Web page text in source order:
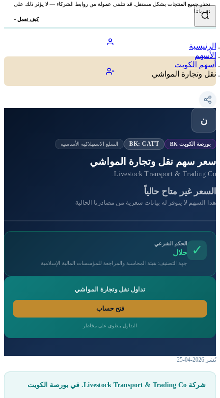
نختار جميع المنتجات بشكل مستقل. قد نتلقى عمولة من روابط الشركاء — لا يؤثر ذلك على
تقييماتنا.
كيف نعمل
الرئيسية
الأسهم
أسهم الكويت
نقل وتجارة المواشي
ن
بورصة الكويت BK BK: CATT السلع الاستهلاكية الأساسية
سعر سهم نقل وتجارة المواشي
Livestock Transport & Trading Co.
السعر غير متاح حالياً
هذا السهم لا يتوفر له بيانات سعرية من مصادرنا الحالية
✓ الحكم الشرعي
حلال
جهة التصنيف: هيئة المحاسبة والمراجعة للمؤسسات المالية الإسلامية
تداول نقل وتجارة المواشي
فتح حساب
التداول ينطوي على مخاطر
نُشر 2026-04-25
شركة Livestock Transport & Trading Co. في بورصة الكويت